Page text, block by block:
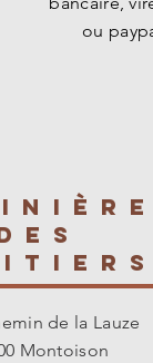
ou
de la Lauze
Montoison